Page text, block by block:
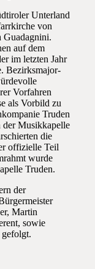
Unterland
von
Guadagnini.
auf dem
im letzten Jahr
Bezirksmajor-
Vorfahren
als Vorbild zu
Truden
der Musikkapelle
die
offizielle Teil
wurde
Truden.
der
Martin
sowie